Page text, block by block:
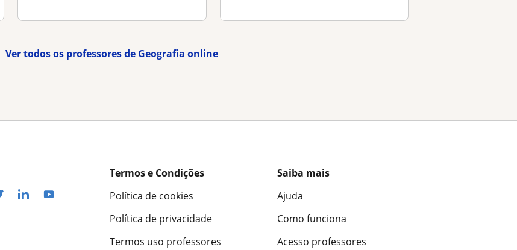
Ver todos os professores de Geografia online
Termos e Condições
Política de cookies
Política de privacidade
Termos uso professores
Saiba mais
Ajuda
Como funciona
Acesso professores